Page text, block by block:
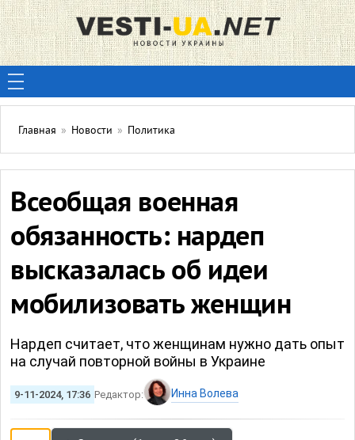
Главная » Новости » Политика
Всеобщая военная
обязанность: нардеп
высказалась об идеи
мобилизовать женщин
Нардеп считает, что женщинам нужно дать опыт
на случай повторной войны в Украине
9-11-2024, 17:36 Редактор: Инна Волева